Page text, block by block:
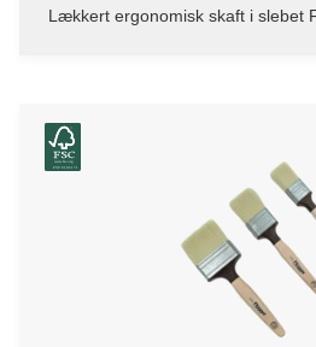
Lækkert ergonomisk skaft i slebet